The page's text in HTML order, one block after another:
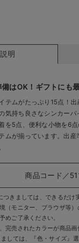
明
はOK！ギフトにも
テムがたっぷり15点！出
気持ち良さなシンカー
を5点、便利な小物を6
ムが揃っています。出
商品コード／
きましては、できるだけ
（モニター、ブラウザ等
めご了承ください。
完売されたカラーが商品
しては、『色・サイズ』